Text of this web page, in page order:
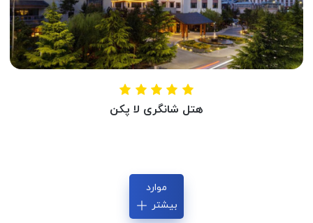
هتل شانگری لا پکن
موارد
بیشتر